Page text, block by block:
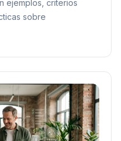
ejemplos, criterios
sobre